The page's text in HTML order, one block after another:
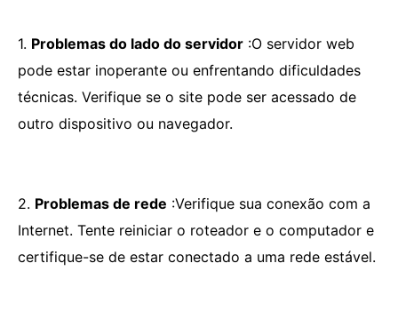
1. Problemas do lado do servidor :O servidor web
pode estar inoperante ou enfrentando dificuldades
técnicas. Verifique se o site pode ser acessado de
outro dispositivo ou navegador.
2. Problemas de rede :Verifique sua conexão com a
Internet. Tente reiniciar o roteador e o computador e
certifique-se de estar conectado a uma rede estável.